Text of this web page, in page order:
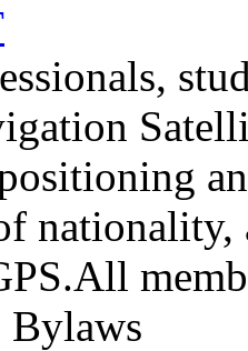
nationality,
Bylaws